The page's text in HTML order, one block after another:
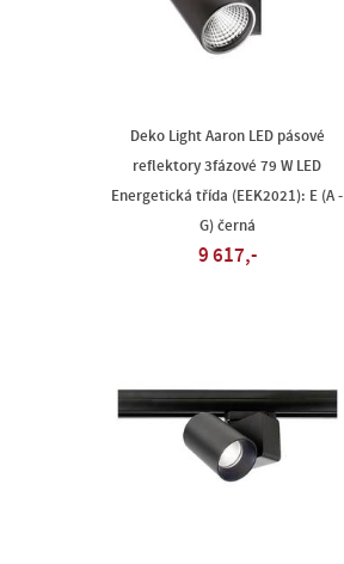
Deko Light Aaron LED pásové
reflektory 3fázové 79 W LED
Energetická třída (EEK2021): E (A -
G) černá
9 617,-